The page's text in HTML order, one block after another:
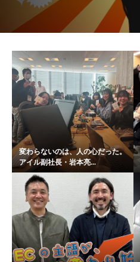
変わらないのは、人の心だった。
アイル副社長・岩本亮...